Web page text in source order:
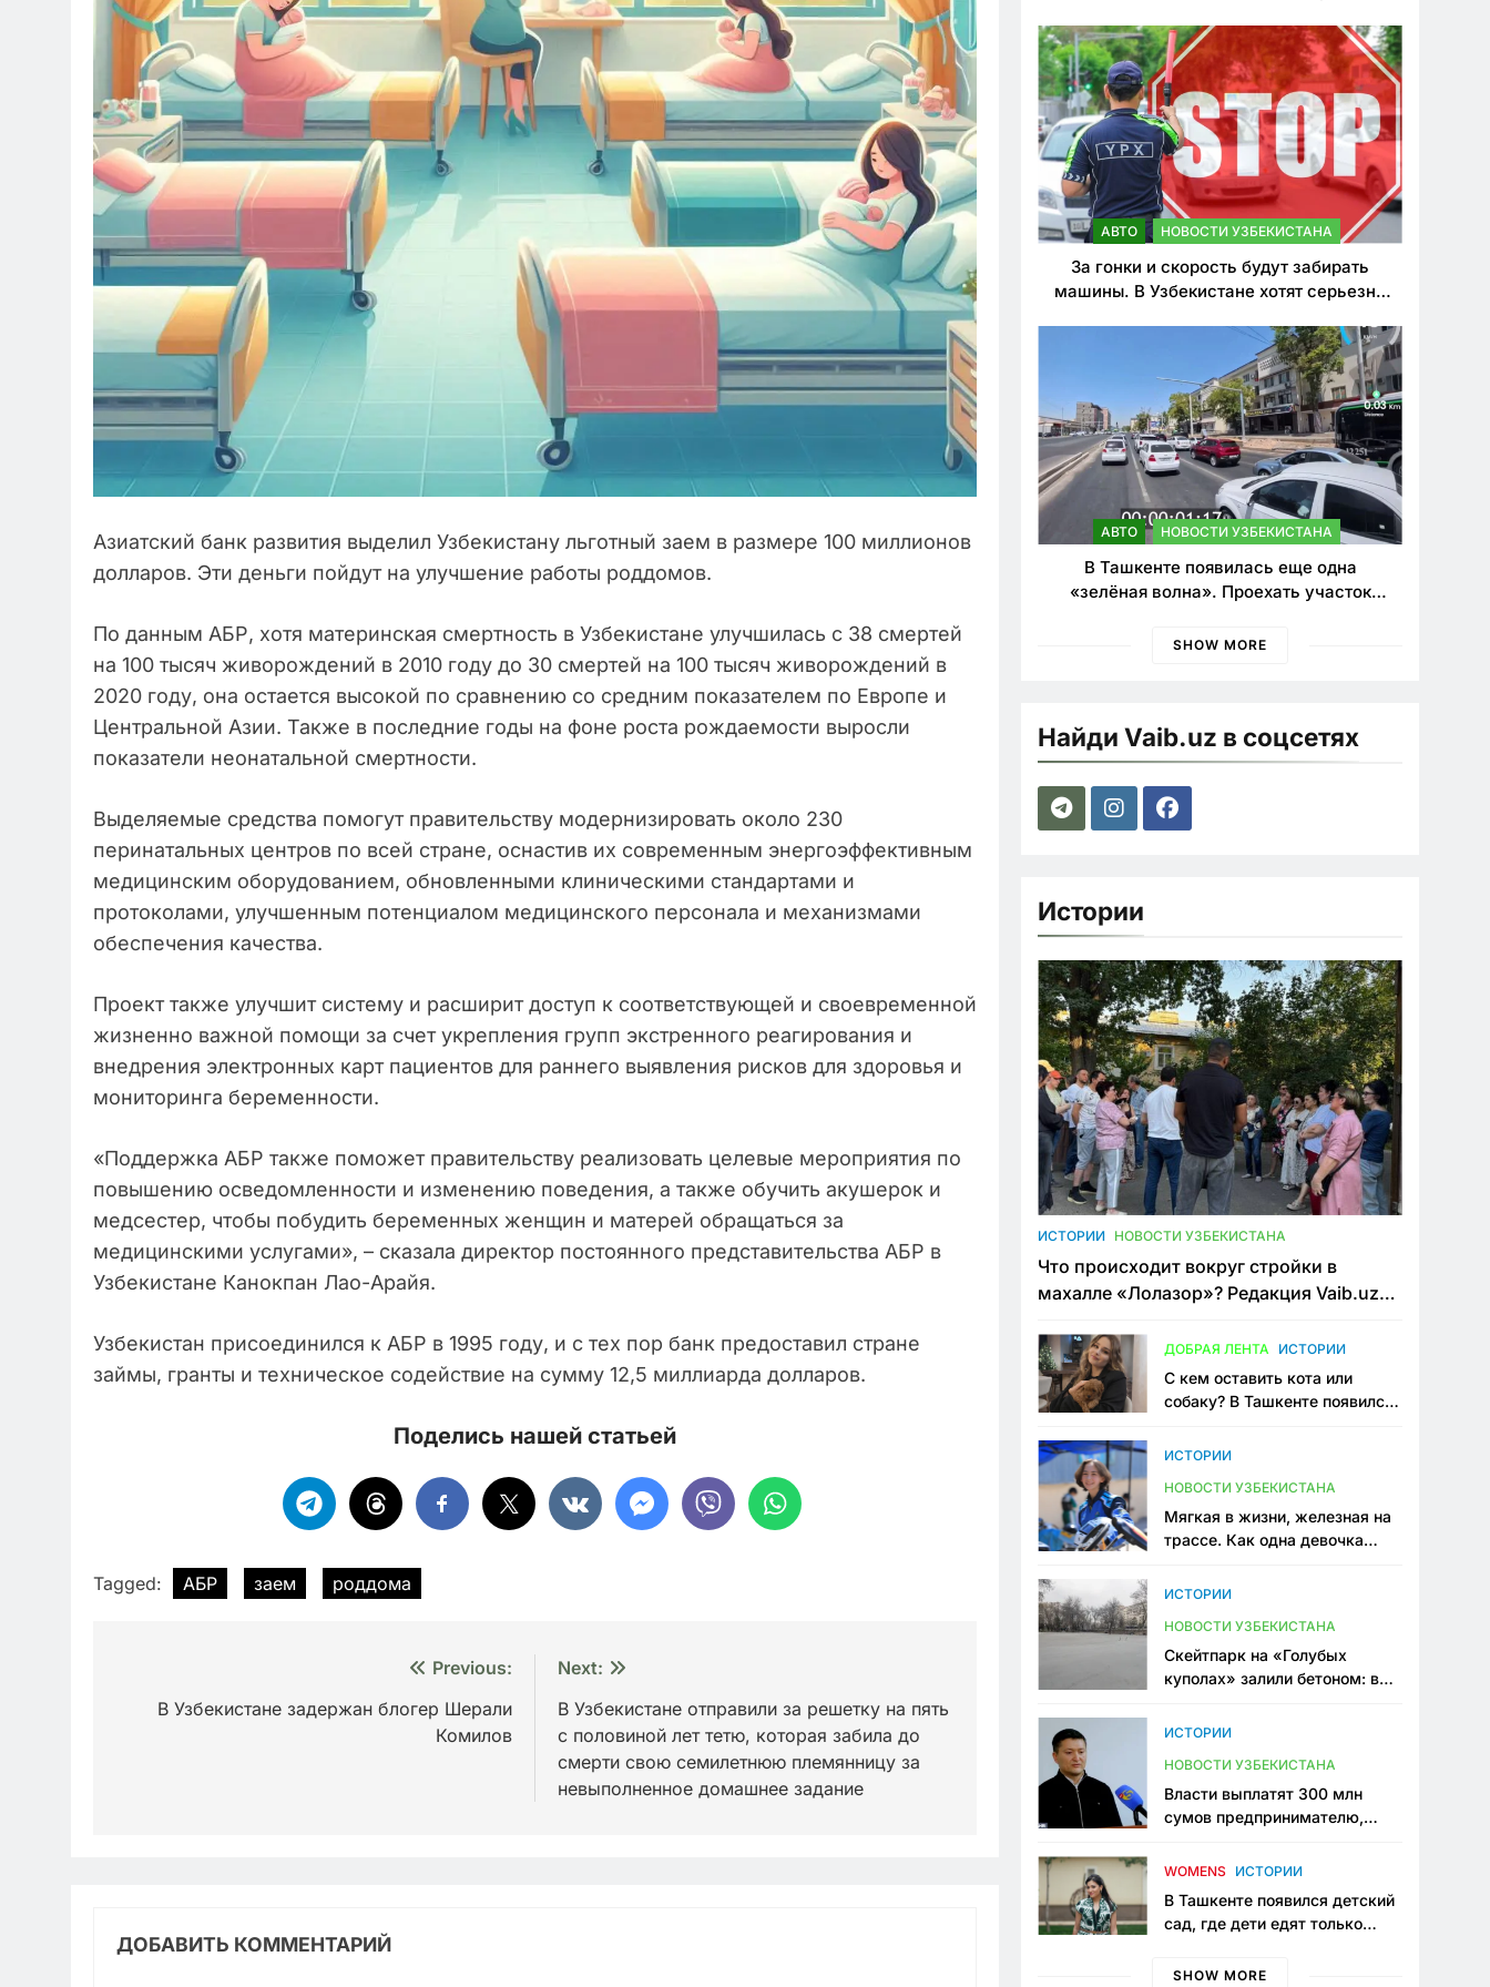
Азиатский банк развития выделил Узбекистану льготный заем в размере 100 миллионов
долларов. Эти деньги пойдут на улучшение работы роддомов.
По данным АБР, хотя материнская смертность в Узбекистане улучшилась с 38 смертей
на 100 тысяч живорождений в 2010 году до 30 смертей на 100 тысяч живорождений в
2020 году, она остается высокой по сравнению со средним показателем по Европе и
Центральной Азии. Также в последние годы на фоне роста рождаемости выросли
показатели неонатальной смертности.
Выделяемые средства помогут правительству модернизировать около 230
перинатальных центров по всей стране, оснастив их современным энергоэффективным
медицинским оборудованием, обновленными клиническими стандартами и
протоколами, улучшенным потенциалом медицинского персонала и механизмами
обеспечения качества.
Проект также улучшит систему и расширит доступ к соответствующей и своевременной
жизненно важной помощи за счет укрепления групп экстренного реагирования и
внедрения электронных карт пациентов для раннего выявления рисков для здоровья и
мониторинга беременности.
«Поддержка АБР также поможет правительству реализовать целевые мероприятия по
повышению осведомленности и изменению поведения, а также обучить акушерок и
медсестер, чтобы побудить беременных женщин и матерей обращаться за
медицинскими услугами», – сказала директор постоянного представительства АБР в
Узбекистане Канокпан Лао-Арайя.
Узбекистан присоединился к АБР в 1995 году, и с тех пор банк предоставил стране
займы, гранты и техническое содействие на сумму 12,5 миллиарда долларов.
Поделись нашей статьей
Tagged: АБР заем роддома
Previous:
В Узбекистане задержан блогер Шерали
Комилов
Next:
В Узбекистане отправили за решетку на пять
с половиной лет тетю, которая забила до
смерти свою семилетнюю племянницу за
невыполненное домашнее задание
ДОБАВИТЬ КОММЕНТАРИЙ
АВТО НОВОСТИ УЗБЕКИСТАНА
За гонки и скорость будут забирать
машины. В Узбекистане хотят серьезно
АВТО НОВОСТИ УЗБЕКИСТАНА
В Ташкенте появилась еще одна
«зелёная волна». Проехать участок
SHOW MORE
Найди Vaib.uz в соцсетях
Истории
ИСТОРИИ НОВОСТИ УЗБЕКИСТАНА
Что происходит вокруг стройки в
махалле «Лолазор»? Редакция Vaib.uz
конфликта
ДОБРАЯ ЛЕНТА ИСТОРИИ
С кем оставить кота или
собаку? В Ташкенте появился
ИСТОРИИ
НОВОСТИ УЗБЕКИСТАНА
Мягкая в жизни, железная на
трассе. Как одна девочка
Узбекистане
ИСТОРИИ
НОВОСТИ УЗБЕКИСТАНА
Скейтпарк на «Голубых
куполах» залили бетоном: в
одно общественное
ИСТОРИИ
НОВОСТИ УЗБЕКИСТАНА
Власти выплатят 300 млн
сумов предпринимателю,
тюрьме по незаконному
WOMENS ИСТОРИИ
В Ташкенте появился детский
сад, где дети едят только
мама, которая устала просить
SHOW MORE